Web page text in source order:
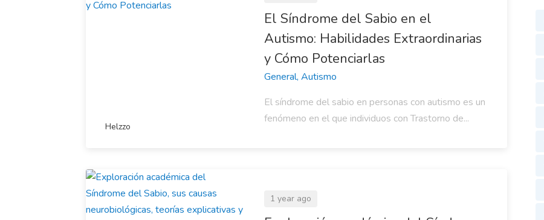
Helzzo
El Síndrome del Sabio en el
Autismo: Habilidades Extraordinarias
y Cómo Potenciarlas
General, Autismo
El síndrome del sabio en personas con autismo es un
fenómeno en el que individuos con Trastorno de...
1 year ago